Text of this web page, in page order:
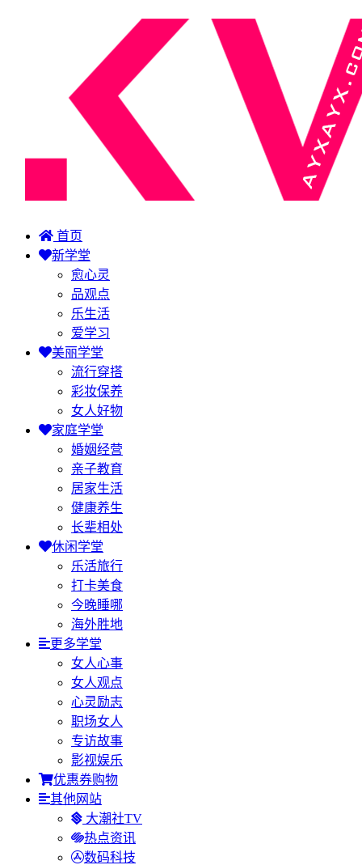
首页
新学堂
愈心灵
品观点
乐生活
爱学习
美丽学堂
流行穿搭
彩妆保养
女人好物
家庭学堂
婚姻经营
亲子教育
居家生活
健康养生
长辈相处
休闲学堂
乐活旅行
打卡美食
今晚睡哪
海外胜地
更多学堂
女人心事
女人观点
心灵励志
职场女人
专访故事
影视娱乐
优惠券购物
其他网站
大潮社TV
热点资讯
数码科技